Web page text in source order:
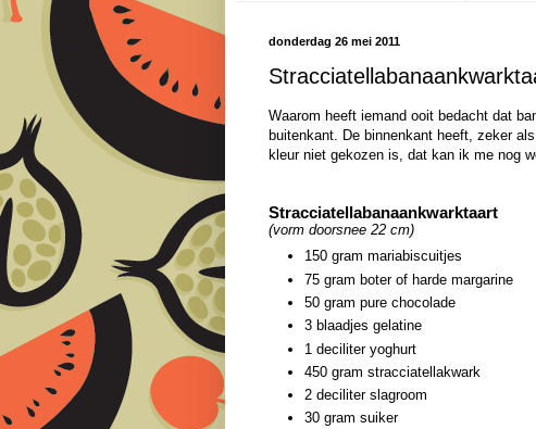
donderdag 26 mei 2011
Waarom heeft iemand ooit bedacht dat
buitenkant. De binnenkant heeft, zeker
kleur niet gekozen is, dat kan ik me nog
Stracciatellabanaankwarktaart
(vorm doorsnee 22 cm)
150 gram mariabiscuitjes
75 gram boter of harde margarine
50 gram pure chocolade
3 blaadjes gelatine
1 deciliter yoghurt
450 gram stracciatellakwark
2 deciliter slagroom
30 gram suiker